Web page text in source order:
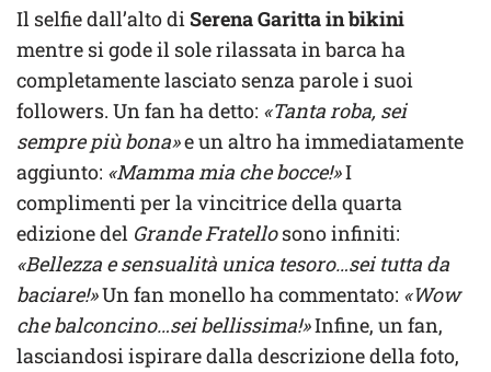
Il selfie dall’alto diSerena Garitta in bikini
mentre si gode il sole rilassata in barca ha
completamente lasciato senza parole i suoi
followers. Un fan ha detto: «Tanta roba, sei
sempre più bona»e un altro ha immediatamente
aggiunto: «Mamma mia che bocce!»I
complimenti per la vincitrice della quarta
edizione del Grande Fratellosono infiniti:
«Bellezza e sensualità unica tesoro…sei tutta da
baciare!»Un fan monello ha commentato: «Wow
che balconcino…sei bellissima!»Infine, un fan,
lasciandosi ispirare dalla descrizione della foto,